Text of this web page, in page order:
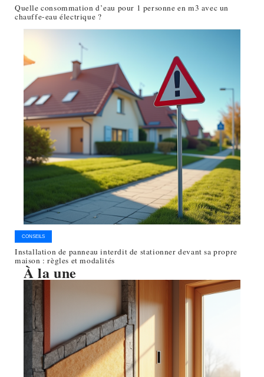
Quelle consommation d’eau pour 1 personne en m3 avec un
chauffe-eau électrique ?
CONSEILS
Installation de panneau interdit de stationner devant sa propre
maison : règles et modalités
À la une